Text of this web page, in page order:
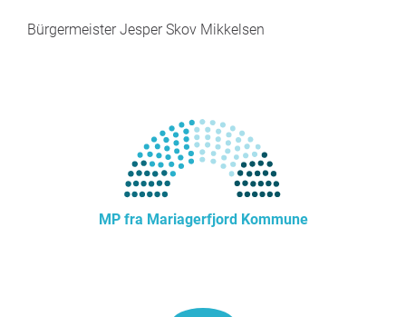
Bürgermeister Jesper Skov Mikkelsen
MP fra Mariagerfjord Kommune